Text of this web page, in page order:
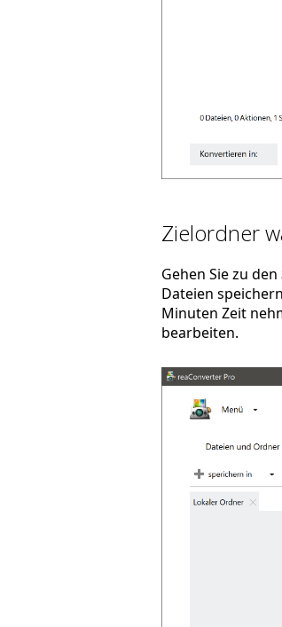
Zielordner
Gehen Sie zu den
Dateien
Minuten Zeit
bearbeiten.